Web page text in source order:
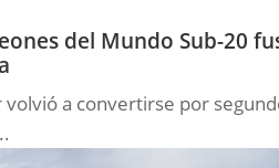
del Mundo Sub-20
a convertirse por